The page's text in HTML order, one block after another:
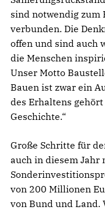
sind notwendig zum
verbunden. Die
offen und sind auch
die Menschen
Unser Motto
Bauen ist zwar ein
des Erhaltens
Geschichte.“
Große Schritte für
auch in diesem Jahr
von 200 Millionen
von Bund und Land.